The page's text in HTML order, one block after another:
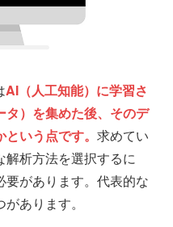
AI（人工知能）に学習さ
）を集めた後、そのデ
いう点です。 求めてい
解析方法を選択するに
があります。代表的な
あります。